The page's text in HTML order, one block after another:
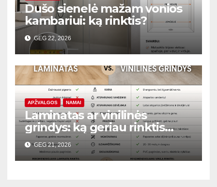
Dušo sienelė mažam vonios
kambariui: ką rinktis?
GEG 22, 2026
APŽVALGOS NAMAI
Laminatas ar vinilinės
grindys: ką geriau rinktis
butui?
GEG 21, 2026